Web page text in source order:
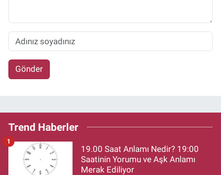
Gönder
Trend Haberler
19.00 Saat Anlamı Nedir? 19:00
Saatinin Yorumu ve Aşk Anlamı
Merak Ediliyor
1